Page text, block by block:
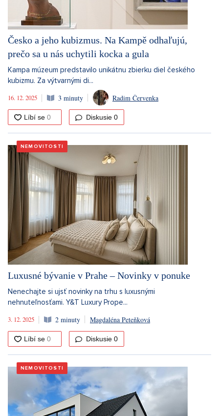
Česko a jeho kubizmus. Na Kampě odhaľujú,
prečo sa u nás uchytili kocka a gula
Kampa múzeum predstavilo unikátnu zbierku diel českého
kubizmu. Za výtvarnými di...
16. 12. 2025
3 minuty Radim Červenka
Diskusie 0
NEMOVITOSTI
Luxusné bývanie v Prahe – Novinky v ponuke
Nenechajte si ujsť novinky na trhu s luxusnými
nehnuteľnosťami. Y&T Luxury Prope...
3. 12. 2025
2 minuty Magdaléna Peteňková
Diskusie 0
NEMOVITOSTI